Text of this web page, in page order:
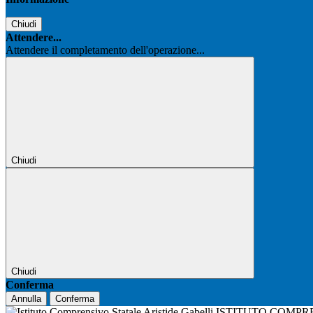
Chiudi
Attendere...
Attendere il completamento dell'operazione...
Chiudi
Chiudi
Conferma
Annulla Conferma